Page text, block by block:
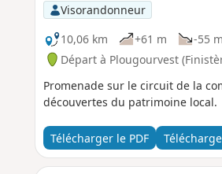
Visorandonneur
10,06 km
+61 m -55 m
Départ à Plougourvest
Promenade sur le circuit de la
découvertes du patrimoine local.
Télécharger le PDF